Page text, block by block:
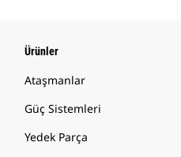
Ürünler
Ataşmanlar
Güç Sistemleri
Yedek Parça